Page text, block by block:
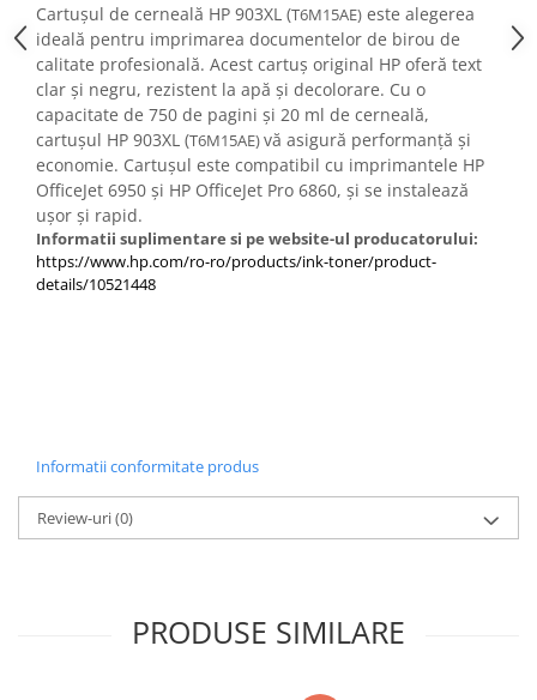
Cartușul de cerneală HP 903XL (T6M15AE) este alegerea
ideală pentru imprimarea documentelor de birou de
calitate profesională. Acest cartuș original HP oferă text
clar și negru, rezistent la apă și decolorare. Cu o
capacitate de 750 de pagini și 20 ml de cerneală,
cartușul HP 903XL (T6M15AE)vă asigură performanță și
economie. Cartușul este compatibil cu imprimantele HP
OfficeJet 6950 și HP OfficeJet Pro 6860, și se instalează
ușor și rapid.
Informatii suplimentare si pe website-ul producatorului:
https://www.hp.com/ro-ro/products/ink-toner/product-
details/10521448
Informatii conformitate produs
Review-uri(0)
PRODUSE SIMILARE